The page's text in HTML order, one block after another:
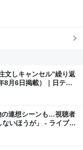
文しキャンセル”繰り返
月6日掲載）｜日テレ
の連想シーンも…視聴者
いほうが」 - ライブド